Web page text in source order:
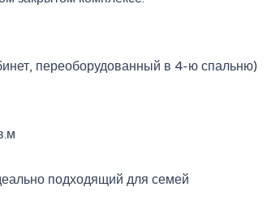
переоборудованный в 4-ю спальню)
подходящий для семей